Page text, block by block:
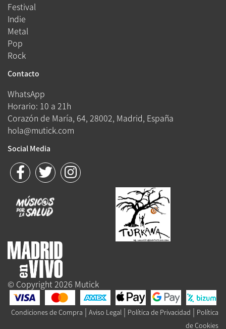
Festival
Indie
Metal
Pop
Rock
Contacto
WhatsApp
Horario: 10 a 21h
Corazón de María, 64, 28002, Madrid, España
hola@mutick.com
Social Media
© Copyright 2026 Mutick
Condiciones de Compra | Aviso Legal | Política de Privacidad | Política
de Cookies